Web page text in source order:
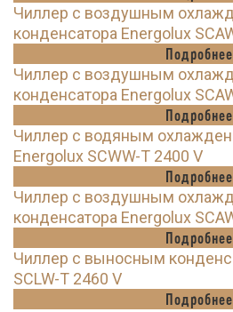
Чиллер с воздушным
конденсатора Energolux
Подробнее
Чиллер с воздушным
конденсатора Energolux
Подробнее
Чиллер с водяным
Energolux SCWW-T 2400 V
Подробнее
Чиллер с воздушным
конденсатора Energolux
Подробнее
Чиллер с выносным
SCLW-T 2460 V
Подробнее